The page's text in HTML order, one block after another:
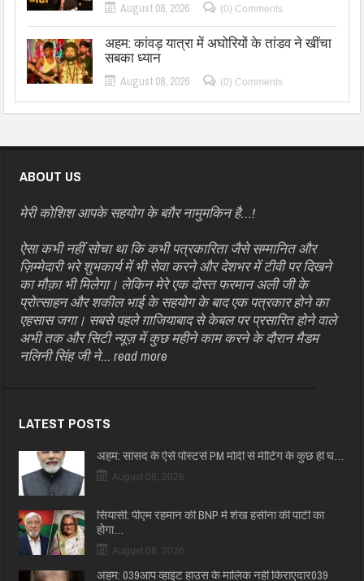
August 08, 2026 (0) Comments
अहम: कांवड़ यात्रा में अघोरियों के तांडव ने खींचा
सबका ध्यान
August 08, 2026 (0) Comments
ABOUT US
मेरी कोशिश आपके सहयोग के बग़ैर नामुमकिन है…!
ऐसा कभी नहीं सोचा था कि कभी पत्रकारिता जैसे सम्मानित और
ज़िम्मेदारी भरे शुभकार्य में भी सेवा करने और देशभर में टीवी पर दिखने
का मौक़ा भी मिलेगा। लेकिन मेरे एक दोस्त फरमान अली जी के
प्रोत्साहन और शकील भाई के सहयोग के बाद एक पत्रकार होने का
एहसास जगा। सबसे पहले ग़ाजियाबाद से केबल पर प्रसारित होने वाले
अभी तक और सिटी न्यूज़ में कुछ महीने काम करने के दौरान मैडम
नलिनी सिंह जी ने...read more
LATEST POSTS
अहम: सांसद के ऐसे पोस्टर्स PM मोदी से मीटिंग के कुछ ही घं…
August 08, 2026
सियासी: पीएम रहमान की BNP में शेख हसीना की पार्टी का
होगा…
August 08, 2026
अहम: 039आप व्हाइट हाउस के मालिक नहीं किराएदार039